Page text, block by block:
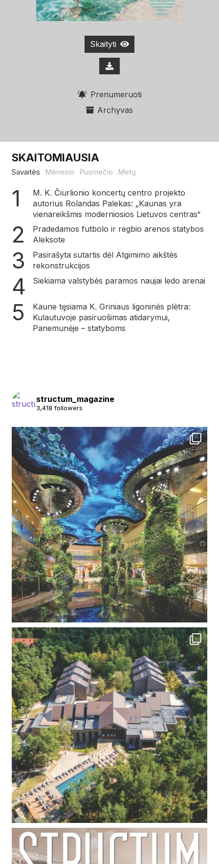
Skaityti
Prenumeruoti
Archyvas
SKAITOMIAUSIA
Savaitės Mėnesio Pusmečio Metų
M. K. Čiurlionio koncertų centro projekto
autorius Rolandas Palekas: „Kaunas yra
vienareikšmis moderniosios Lietuvos centras“
Pradedamos futbolo ir regbio arenos statybos
Aleksote
Pasirašyta sutartis dėl Atgimimo aikštės
rekonstrukcijos
Siekiama valstybės paramos naujai ledo arenai
Kaune tęsiama K. Griniaus ligoninės plėtra:
Kulautuvoje pasiruošimas atidarymui,
Panemunėje – statyboms
structum_magazine
3,418 followers